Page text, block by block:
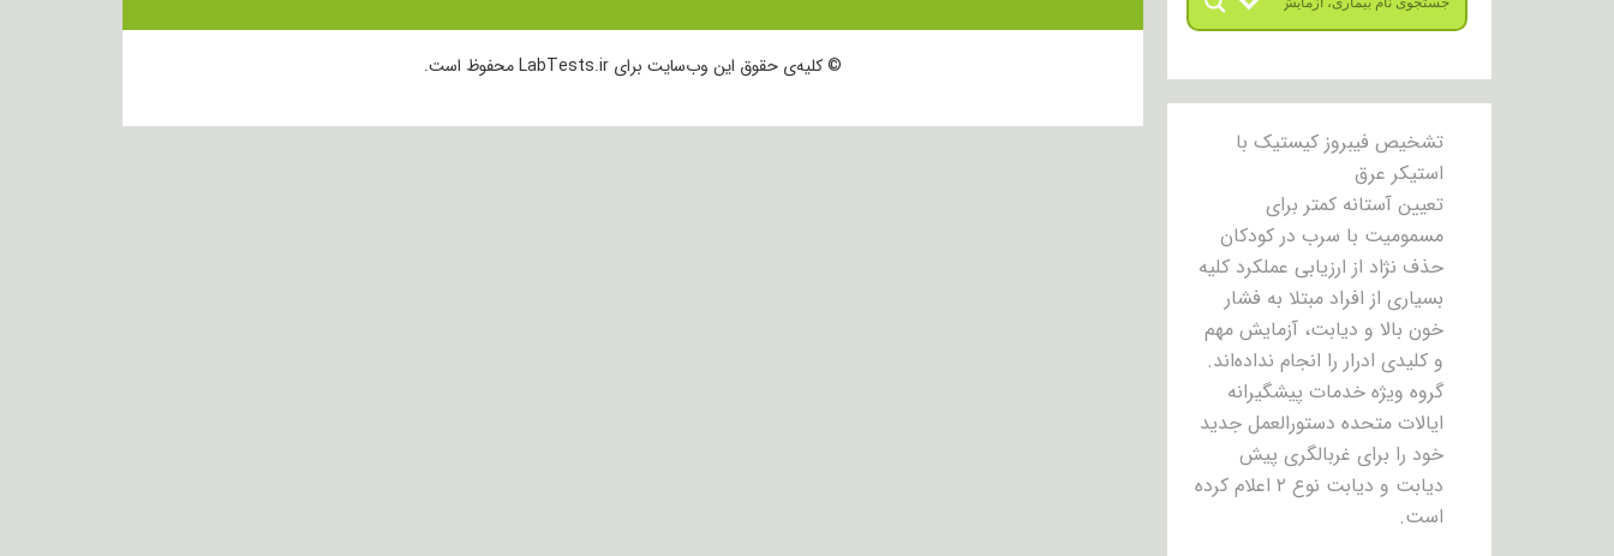
تشخیص فیبروز کیستیک با
استیکر عرق
تعیین آستانه کمتر برای
مسمومیت با سرب در کودکان
حذف نژاد از ارزیابی عملکرد کلیه
بسیاری از افراد مبتلا به فشار
خون بالا و دیابت، آزمایش مهم
و کلیدی ادرار را انجام نداده‌اند.
گروه ویژه خدمات پیشگیرانه
ایالات متحده دستورالعمل جدید
خود را برای غربالگری پیش
دیابت و دیابت نوع ۲ اعلام کرده
است.
© کلیه‌ی حقوق این وب‌سایت برای LabTests.ir محفوظ است.